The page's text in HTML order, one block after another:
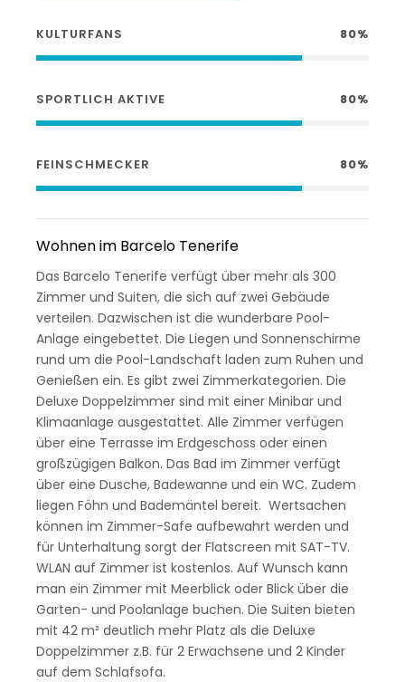
KULTURFANS 80%
SPORTLICH AKTIVE 80%
FEINSCHMECKER 80%
Wohnen im Barcelo Tenerife
Das Barcelo Tenerife verfügt über mehr als 300
Zimmer und Suiten, die sich auf zwei Gebäude
verteilen. Dazwischen ist die wunderbare Pool-
Anlage eingebettet. Die Liegen und Sonnenschirme
rund um die Pool-Landschaft laden zum Ruhen und
Genießen ein. Es gibt zwei Zimmerkategorien. Die
Deluxe Doppelzimmer sind mit einer Minibar und
Klimaanlage ausgestattet. Alle Zimmer verfügen
über eine Terrasse im Erdgeschoss oder einen
großzügigen Balkon. Das Bad im Zimmer verfügt
über eine Dusche, Badewanne und ein WC. Zudem
liegen Föhn und Bademäntel bereit. Wertsachen
können im Zimmer-Safe aufbewahrt werden und
für Unterhaltung sorgt der Flatscreen mit SAT-TV.
WLAN auf Zimmer ist kostenlos. Auf Wunsch kann
man ein Zimmer mit Meerblick oder Blick über die
Garten- und Poolanlage buchen. Die Suiten bieten
mit 42 m² deutlich mehr Platz als die Deluxe
Doppelzimmer z.B. für 2 Erwachsene und 2 Kinder
auf dem Schlafsofa.